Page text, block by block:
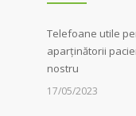
Campania
de sens. Fără
părintele
Telefoane utile
aparținătorii
nostru
17/05/2023